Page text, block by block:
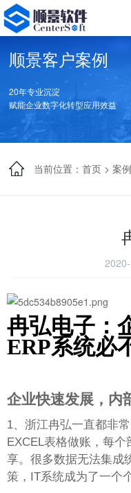
顺景客户案例
20年专业沉淀
赋能企业数字化转型应用效益
当前位置：首页 >案例
冉弘电子：
ERP系统必
企业快速发展，内
1、浙江冉弘一直都非
EXCEL表格做账，每
享。很多数据无法集成
策，IT系统成为了一个